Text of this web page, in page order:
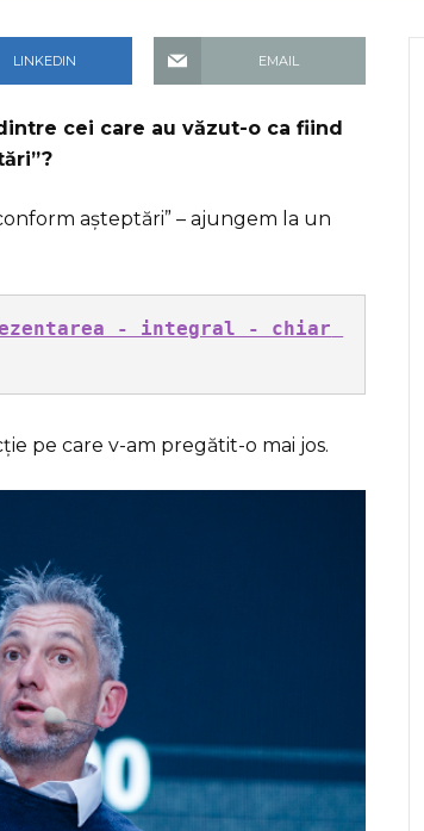
LINKEDIN EMAIL
cei care au văzut-o ca fiind
așteptări” – ajungem la un
- integral - chiar
pe care v-am pregătit-o mai jos.